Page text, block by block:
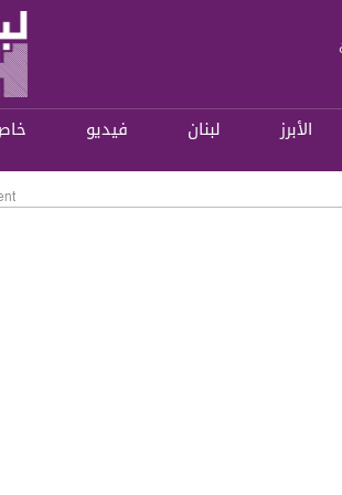
الأبرز لبنان فيديو